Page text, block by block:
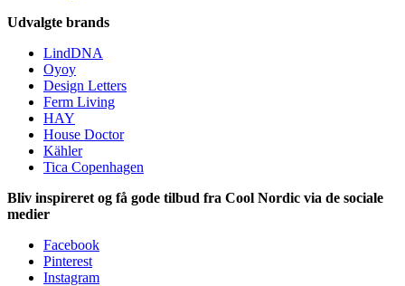
Udvalgte brands
LindDNA
Oyoy
Design Letters
Ferm Living
HAY
House Doctor
Kähler
Tica Copenhagen
Bliv inspireret og få gode tilbud fra Cool Nordic via de sociale
medier
Facebook
Pinterest
Instagram